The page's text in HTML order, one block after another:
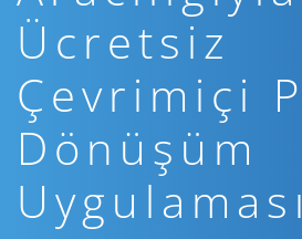
Ücretsiz
Çevrimiçi
Dönüşüm
Uygulaması